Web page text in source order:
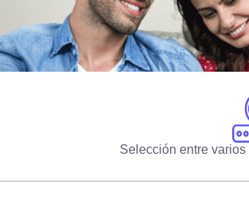
Selección entre varios